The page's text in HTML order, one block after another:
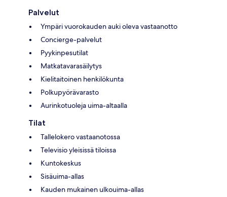
Palvelut
Ympäri vuorokauden auki oleva vastaanotto
Concierge-palvelut
Pyykinpesutilat
Matkatavarasäilytys
Kielitaitoinen henkilökunta
Polkupyörävarasto
Aurinkotuoleja uima-altaalla
Tilat
Tallelokero vastaanotossa
Televisio yleisissä tiloissa
Kuntokeskus
Sisäuima-allas
Kauden mukainen ulkouima-allas